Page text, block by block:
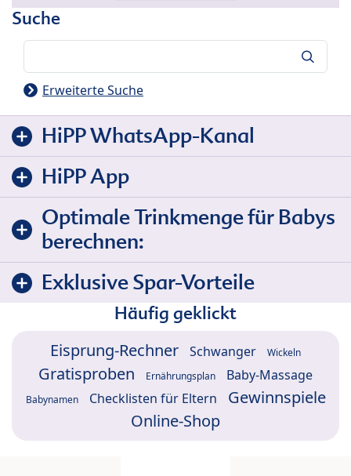
Suche
Erweiterte Suche
HiPP WhatsApp-Kanal
HiPP App
Optimale Trinkmenge für Babys
berechnen:
Exklusive Spar-Vorteile
Häufig geklickt
Eisprung-Rechner Schwanger Wickeln
Gratisproben Ernährungsplan Baby-Massage
Babynamen Checklisten für Eltern
Gewinnspiele
Online-Shop